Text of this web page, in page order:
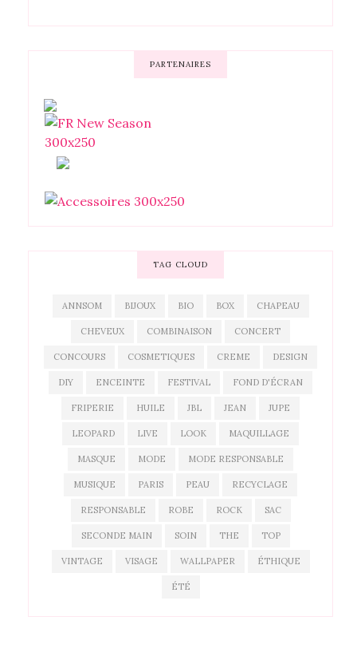
PARTENAIRES
TAG CLOUD
ANNSOM BIJOUX BIO BOX CHAPEAU
CHEVEUX COMBINAISON CONCERT
CONCOURS COSMETIQUES CREME DESIGN
DIY ENCEINTE FESTIVAL FOND D'ÉCRAN
FRIPERIE HUILE JBL JEAN JUPE
LEOPARD LIVE LOOK MAQUILLAGE
MASQUE MODE MODE RESPONSABLE
MUSIQUE PARIS PEAU RECYCLAGE
RESPONSABLE ROBE ROCK SAC
SECONDE MAIN SOIN THE TOP
VINTAGE VISAGE WALLPAPER ÉTHIQUE
ÉTÉ